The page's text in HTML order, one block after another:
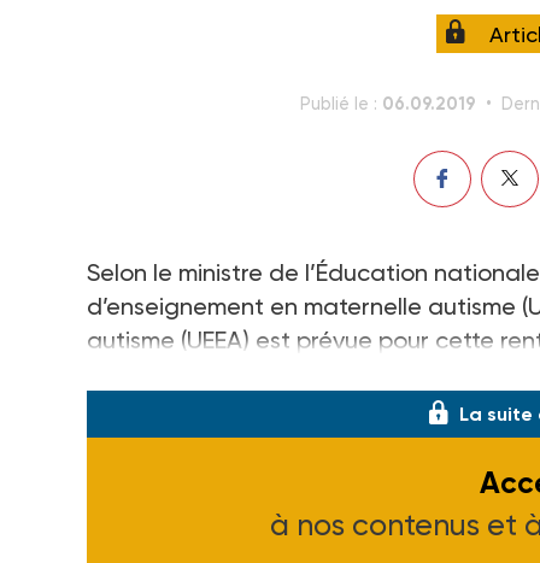
Publié le : 06.09.2019
Selon le ministre de l’Éducation
d’enseignement en maternelle autisme
autisme (UEEA) est prévue pour cette
La suite
à nos contenus et